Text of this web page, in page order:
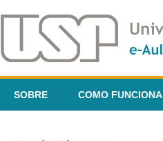
SOBRE COMO FUNCIONA